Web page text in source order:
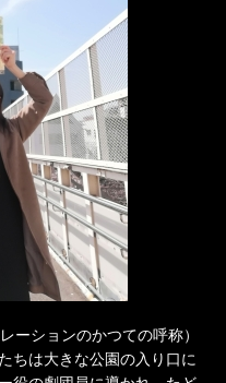
ーションのかつての呼称）
ちは大きな公園の入り口に